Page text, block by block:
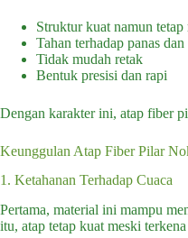
Struktur kuat namun tetap
Tahan terhadap panas dan
Tidak mudah retak
Bentuk presisi dan rapi
Dengan karakter ini, atap fiber
Keunggulan Atap Fiber Pilar
1. Ketahanan Terhadap Cuaca
Pertama, material ini mampu
itu, atap tetap kuat meski